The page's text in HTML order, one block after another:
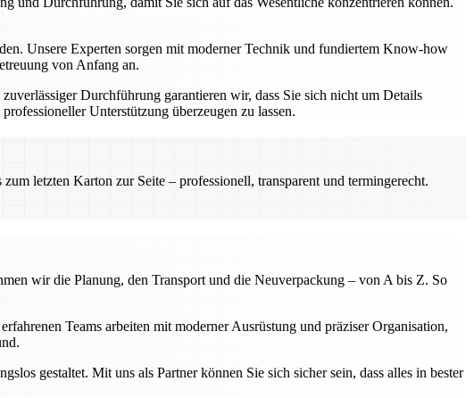
Unsere Experten sorgen mit moderner Technik und fundiertem Know-how
von Anfang an.
Durchführung garantieren wir, dass Sie sich nicht um Details
Unterstützung überzeugen zu lassen.
letzten Karton zur Seite – professionell, transparent und termingerecht.
wir die Planung, den Transport und die Neuverpackung – von A bis Z. So
Teams arbeiten mit moderner Ausrüstung und präziser Organisation,
gestaltet. Mit uns als Partner können Sie sich sicher sein, dass alles in bester